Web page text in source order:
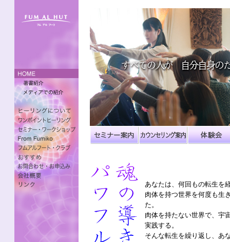
あなたは、何回もの転生を
肉体を持つ世界を何度も生
た。
肉体を持たない世界で、宇
実践する。
そんな転生を繰り返し、あ